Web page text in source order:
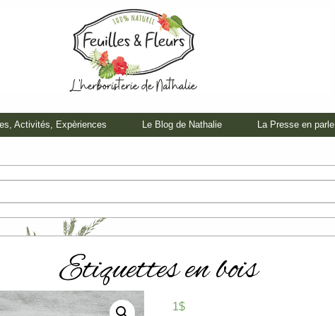
Activités, Expèriences Le Blog de Nathalie La Presse en parle
Etiquettes en bois
1$